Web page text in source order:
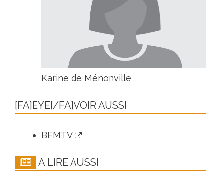
Karine de Ménonville
[FA]EYE[/FA]VOIR AUSSI
BFMTV
A LIRE AUSSI